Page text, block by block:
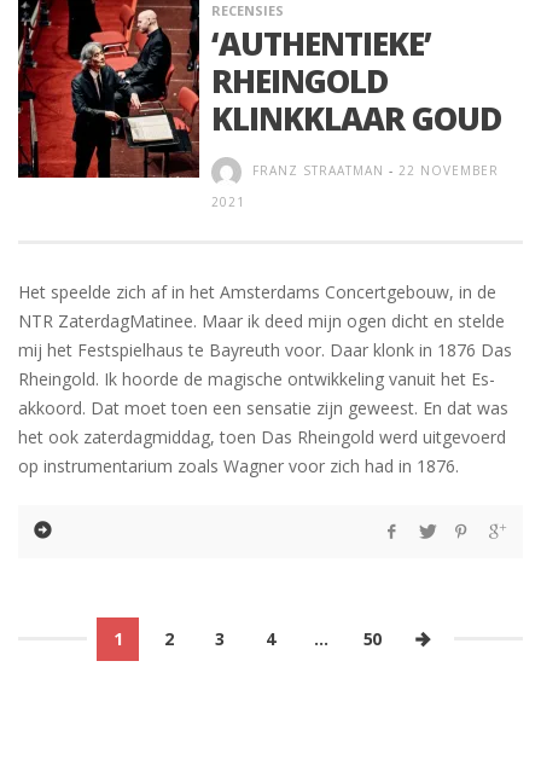
RECENSIES
‘AUTHENTIEKE’
RHEINGOLD
KLINKKLAAR GOUD
FRANZ STRAATMAN - 22 NOVEMBER
2021
Het speelde zich af in het Amsterdams Concertgebouw, in de
NTR ZaterdagMatinee. Maar ik deed mijn ogen dicht en stelde
mij het Festspielhaus te Bayreuth voor. Daar klonk in 1876 Das
Rheingold. Ik hoorde de magische ontwikkeling vanuit het Es-
akkoord. Dat moet toen een sensatie zijn geweest. En dat was
het ook zaterdagmiddag, toen Das Rheingold werd uitgevoerd
op instrumentarium zoals Wagner voor zich had in 1876.
1 2 3 4 … 50